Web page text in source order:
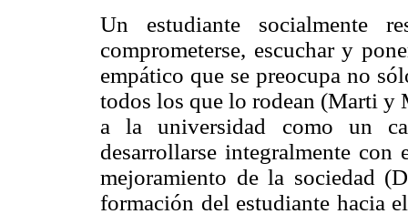
Un estudiante socialmente
comprometerse, escuchar y
empático que se preocupa no
todos los que lo rodean (Marti y
a la universidad como un
desarrollarse integralmente
mejoramiento de la sociedad
formación del estudiante hacia